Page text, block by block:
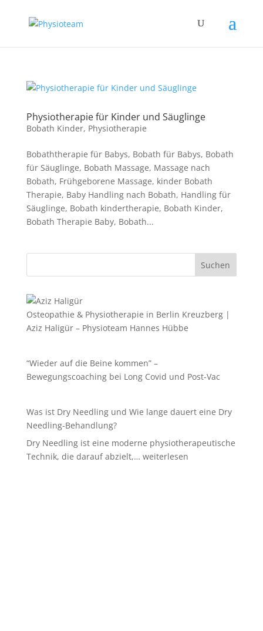
Physiotherapie für Kinder und Säuglinge
Bobath Kinder, Physiotherapie
Bobaththerapie für Babys, Bobath für Babys, Bobath
für Säuglinge, Bobath Massage, Massage nach
Bobath, Frühgeborene Massage, kinder Bobath
Therapie, Baby Handling nach Bobath, Handling für
Säuglinge, Bobath kindertherapie, Bobath Kinder,
Bobath Therapie Baby, Bobath...
Suchen
Osteopathie & Physiotherapie in Berlin Kreuzberg |
Aziz Haligür – Physioteam Hannes Hübbe
“Wieder auf die Beine kommen” –
Bewegungscoaching bei Long Covid und Post-Vac
Was ist Dry Needling und Wie lange dauert eine Dry
Needling-Behandlung?
Dry Needling ist eine moderne physiotherapeutische
Technik, die darauf abzielt,… Was
weiterlesen